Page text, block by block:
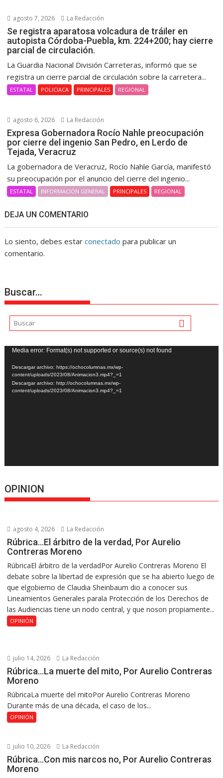
agosto 7, 2026 La Redacción
Se registra aparatosa volcadura de tráiler en
autopista Córdoba-Puebla, km. 224+200; hay cierre
parcial de circulación.
La Guardia Nacional División Carreteras, informó que se
registra un cierre parcial de circulación sobre la carretera...
ESTATAL POLICIACA PRINCIPALES REGIONAL
agosto 6, 2026 La Redacción
Expresa Gobernadora Rocío Nahle preocupación
por cierre del ingenio San Pedro, en Lerdo de
Tejada, Veracruz
La gobernadora de Veracruz, Rocío Nahle García, manifestó
su preocupación por el anuncio del cierre del ingenio...
ESTATAL INFORMACIÓN GENERAL PRINCIPALES REGIONAL
DEJA UN COMENTARIO
Lo siento, debes estarconectado para publicar un
comentario.
Buscar…
Reproductor
de
vídeo
Media error: Format(s) not supported or source(s) not found
Descargar archivo: https://ochocolumnas.mx/wp-
content/uploads/2023/08/Animacion3.mp4?_=1
Descargar archivo: http://ochocolumnas.mx/wp-
content/uploads/2023/08/Animacion3.mp4?_=1
OPINION
agosto 4, 2026 La Redacción
Rúbrica…El árbitro de la verdad, Por Aurelio
Contreras Moreno
RúbricaEl árbitro de la verdadPor Aurelio Contreras Moreno El
debate sobre la libertad de expresión que se ha abierto luego de
que elgobierno de Claudia Sheinbaum dio a conocer sus
Lineamientos Generales parala Protección de los Derechos de
las Audiencias tiene un nodo central, y que noson propiamente...
OPINIÓN
julio 14, 2026 La Redacción
Rúbrica…La muerte del mito, Por Aurelio Contreras
Moreno
RúbricaLa muerte del mitoPor Aurelio Contreras Moreno
Durante más de una década, el caso de los...
OPINIÓN
julio 10, 2026 La Redacción
Rúbrica…Con mis narcos no, Por Aurelio Contreras
Moreno